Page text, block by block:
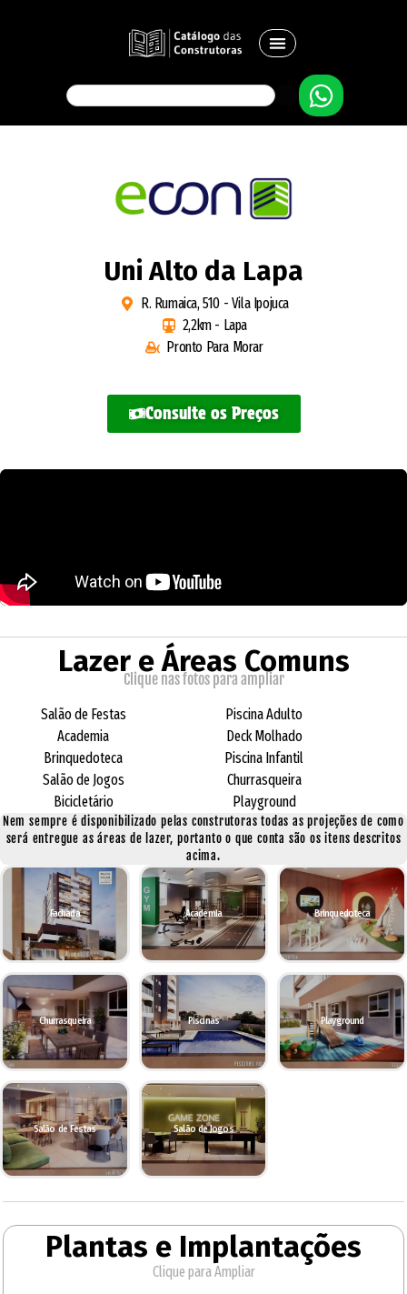
Uni Alto da Lapa
R. Rumaica, 510 - Vila Ipojuca
2,2km - Lapa
Pronto Para Morar
Consulte os Preços
Lazer e Áreas Comuns
Clique nas fotos para ampliar
Salão de Festas
Academia
Brinquedoteca
Salão de Jogos
Bicicletário
Piscina Adulto
Deck Molhado
Piscina Infantil
Churrasqueira
Playground
Nem sempre é disponibilizado pelas construtoras todas as projeções de como
será entregue as áreas de lazer, portanto o que conta são os itens descritos
acima.
Fachada Academia Brinquedoteca
Churrasqueira Piscinas Playground
Salão de Festas Salão de Jogos
Plantas e Implantações
Clique para Ampliar